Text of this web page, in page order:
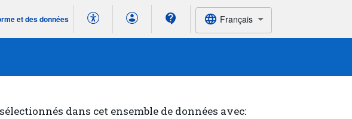
et des données Français
dans cet ensemble de données avec: